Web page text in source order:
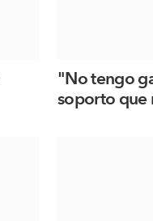
"No tengo
soporto